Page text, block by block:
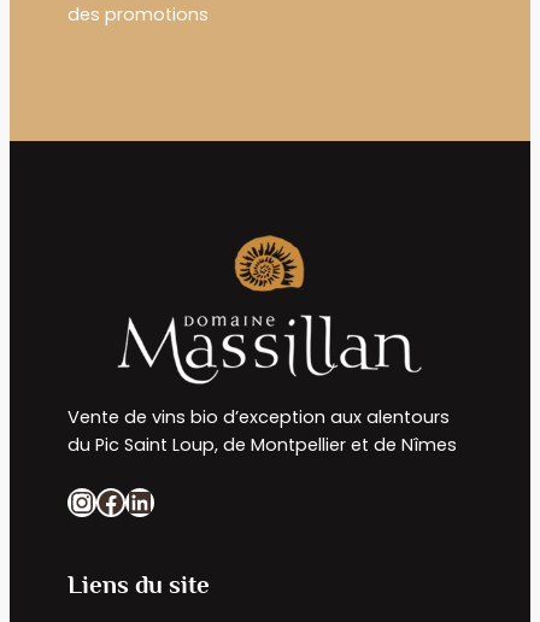
des promotions
Vente de vins bio d’exception aux alentours
du Pic Saint Loup, de Montpellier et de Nîmes
InstagramFacebook LinkedIn
Liens du site